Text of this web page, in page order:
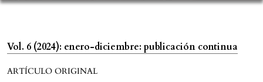
Vol. 6 (2024): enero-diciembre: publicación continua
ARTÍCULO ORIGINAL